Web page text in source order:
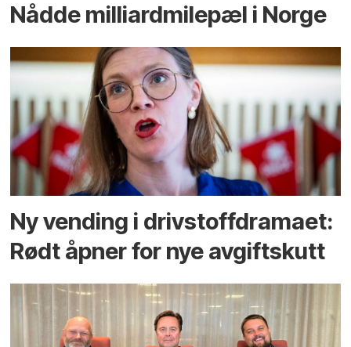
Nådde milliard­­milepæl i Norge
Ny vending i drivstoffdramaet:
Rødt åpner for nye avgiftskutt